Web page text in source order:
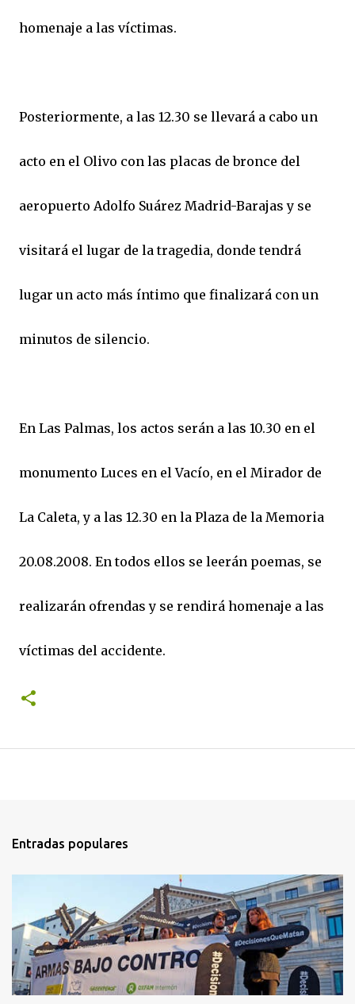
homenaje a las víctimas.
Posteriormente, a las 12.30 se llevará a cabo un
acto en el Olivo con las placas de bronce del
aeropuerto Adolfo Suárez Madrid-Barajas y se
visitará el lugar de la tragedia, donde tendrá
lugar un acto más íntimo que finalizará con un
minutos de silencio.
En Las Palmas, los actos serán a las 10.30 en el
monumento Luces en el Vacío, en el Mirador de
La Caleta, y a las 12.30 en la Plaza de la Memoria
20.08.2008. En todos ellos se leerán poemas, se
realizarán ofrendas y se rendirá homenaje a las
víctimas del accidente.
Entradas populares